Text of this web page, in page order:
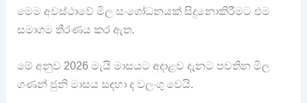
මෙම අවස්ථාවේ මිල සංශෝධනයක් සිදුනොකිරීමට එම
සමාගම තීරණය කර ඇත.
මේ අනුව 2026 මැයි මාසයට අදාළව දැනට පවතින මිල
ගණන් ජුනි මාසය සඳහා ද වලංගු වෙයි.